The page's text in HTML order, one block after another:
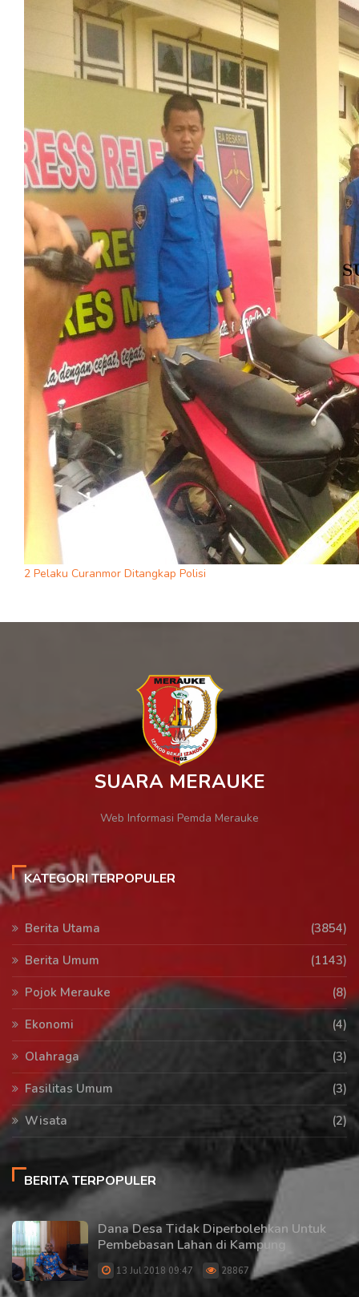
2 Pelaku Curanmor Ditangkap Polisi
SUARA MERAUKE
Web Informasi Pemda Merauke
KATEGORI TERPOPULER
Berita Utama
(3854)
Berita Umum
(1143)
Pojok Merauke
(8)
Ekonomi
(4)
Olahraga
(3)
Fasilitas Umum
(3)
Wisata
(2)
BERITA TERPOPULER
Dana Desa Tidak Diperbolehkan Untuk
Pembebasan Lahan di Kampung
13 Jul 2018 09:47 28867